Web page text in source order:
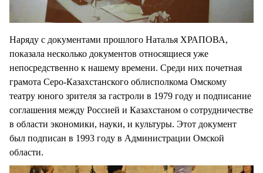
Наряду с документами прошлого Наталья ХРАПОВА,
показала несколько документов относящиеся уже
непосредственно к нашему времени. Среди них почетная
грамота Серо-Казахстанского облисполкома Омскому
театру юного зрителя за гастроли в 1979 году и подписание
соглашения между Россией и Казахстаном о сотрудничестве
в области экономики, науки, и культуры. Этот документ
был подписан в 1993 году в Администрации Омской
области.